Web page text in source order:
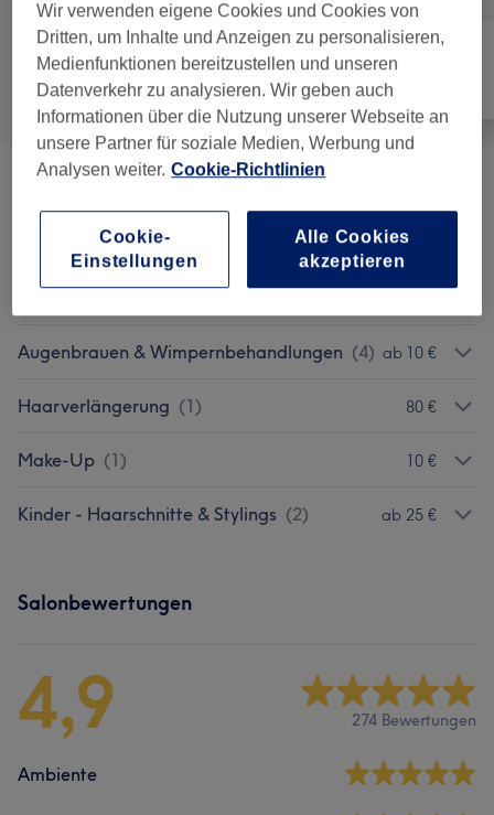
Alle Friseur
Herren - Haarschnitte & Stylings (4) ab 17 €
Augenbrauen & Wimpernbehandlungen (4) ab 10 €
Haarverlängerung (1) 80 €
Make-Up (1) 10 €
Kinder - Haarschnitte & Stylings (2) ab 25 €
Salonbewertungen
4,9 274 Bewertungen
Ambiente
Wir verwenden eigene Cookies und Cookies von
Dritten, um Inhalte und Anzeigen zu personalisieren,
Medienfunktionen bereitzustellen und unseren
Datenverkehr zu analysieren. Wir geben auch
Informationen über die Nutzung unserer Webseite an
unsere Partner für soziale Medien, Werbung und
Analysen weiter. Cookie-Richtlinien
Alle Cookies
akzeptieren
Cookie-
Einstellungen